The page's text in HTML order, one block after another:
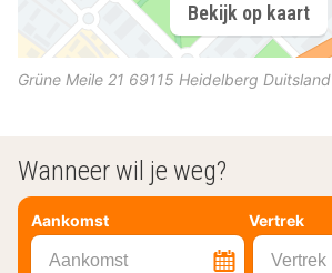
Bekijk op kaart
Grüne Meile 21 69115 Heidelberg Duitsland
Wanneer wil je weg?
Aankomst Vertrek
Aankomst Vertrek